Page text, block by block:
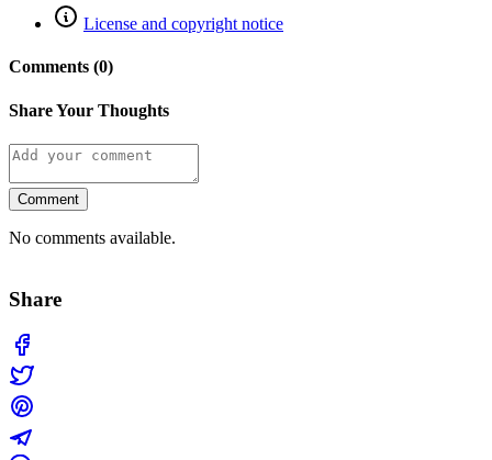
License and copyright notice
Comments (0)
Share Your Thoughts
Comment
No comments available.
Share